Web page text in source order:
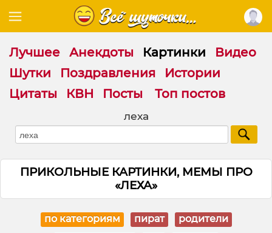
Лучшее Анекдоты Картинки
Видео
Шутки
Поздравления
Истории
Цитаты
КВН Посты Топ постов
леха
ПРИКОЛЬНЫЕ КАРТИНКИ, МЕМЫ ПРО
«ЛЕХА»
по категориям пират
родители